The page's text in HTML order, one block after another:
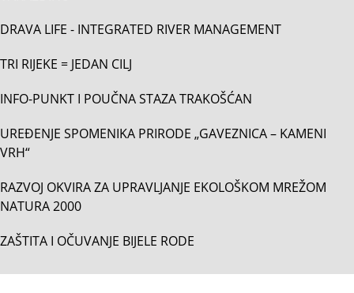
DRAVA LIFE - INTEGRATED RIVER MANAGEMENT
TRI RIJEKE = JEDAN CILJ
INFO-PUNKT I POUČNA STAZA TRAKOŠĆAN
UREĐENJE SPOMENIKA PRIRODE „GAVEZNICA – KAMENI
VRH“
RAZVOJ OKVIRA ZA UPRAVLJANJE EKOLOŠKOM MREŽOM
NATURA 2000
ZAŠTITA I OČUVANJE BIJELE RODE